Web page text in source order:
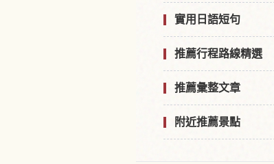
實用日語短句
推薦行程路線精選
推薦彙整文章
附近推薦景點